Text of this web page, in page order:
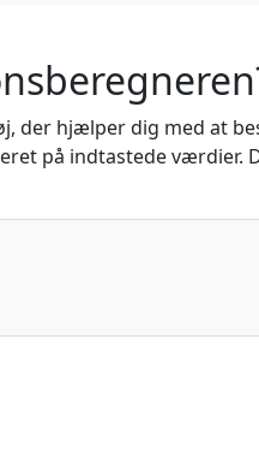
der hjælper dig med at
på indtastede værdier.